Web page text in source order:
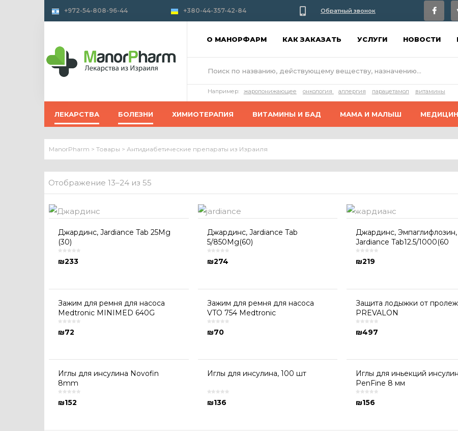
+972-54-808-96-44 +380-44-357-42-84 Обратный звонок
О МАНОРФАРМ КАК ЗАКАЗАТЬ УСЛУГИ НОВОСТИ
Например: жаропонижающее онкология аллергия парацетамол витамины
ЛЕКАРСТВА БОЛЕЗНИ ХИМИОТЕРАПИЯ ВИТАМИНЫ И БАД МАМА И МАЛЫШ
ManorPharm > Товары > Антидиабетические препараты из Израиля
Отображение 13–24 из 55
Джардинс, Jardiance Tab 25Mg
(30)
₪233
Джардинс, Jardiance Tab
5/850Mg(60)
₪274
Джардинс, Эмпаглифлозин,
Jardiance Tab12.5/1000(60
₪219
Зажим для ремня для насоса
Medtronic MINIMED 640G
₪72
Зажим для ремня для насоса
VTO 754 Medtronic
₪70
Защита лодыжки от
PREVALON
₪497
Иглы для инсулина Novofin
8mm
₪152
Иглы для инсулина, 100 шт
₪136
Иглы для иньекций
PenFine 8 мм
₪156